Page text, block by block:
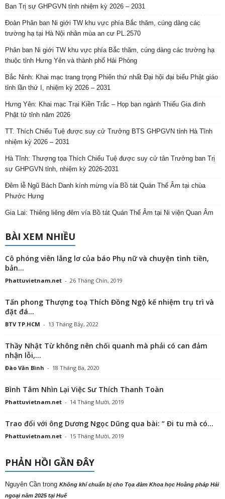
Ban Trị sự GHPGVN tỉnh nhiệm kỳ 2026 – 2031
Đoàn Phân ban Ni giới TW khu vực phía Bắc thăm, cúng dàng các
trường hạ tại Hà Nội nhân mùa an cư PL.2570
Phân ban Ni giới TW khu vực phía Bắc thăm, cúng dàng các trường hạ
thuộc tỉnh Hưng Yên và thành phố Hải Phòng
Bắc Ninh: Khai mạc trang trọng Phiên thứ nhất Đại hội đại biểu Phật giáo
tỉnh lần thứ I, nhiệm kỳ 2026 – 2031
Hưng Yên: Khai mạc Trại Kiền Trắc – Họp bạn ngành Thiếu Gia đình
Phật tử tỉnh năm 2026
TT. Thích Chiếu Tuệ được suy cử Trưởng BTS GHPGVN tỉnh Hà Tĩnh
nhiệm kỳ 2026 – 2031
Hà Tĩnh: Thượng tọa Thích Chiếu Tuệ được suy cử tân Trưởng ban Trị
sự GHPGVN tỉnh, nhiệm kỳ 2026-2031
Đêm lễ Ngũ Bách Danh kính mừng vía Bồ tát Quán Thế Âm tại chùa
Phước Hưng
Gia Lai: Thiêng liêng đêm vía Bồ tát Quán Thế Âm tại Ni viện Quan Âm
BÀI XEM NHIỀU
Cô phóng viên lẳng lơ của báo Phụ nữ và chuyện tình tiền,
bản...
Phattuvietnam.net - 26 Tháng Chín, 2019
Tấn phong Thượng toạ Thích Đồng Ngộ kế nhiệm trụ trì và
đặt đá...
BTV TP.HCM - 13 Tháng Bảy, 2022
Thầy Nhật Từ không nên chối quanh mà phải có can đảm
nhận lỗi,...
Đào Văn Bình - 18 Tháng Ba, 2020
Bình Tâm Nhìn Lại Việc Sư Thích Thanh Toàn
Phattuvietnam.net - 14 Tháng Mười, 2019
Trao đổi với ông Dương Ngọc Dũng qua bài: “ Đi tu mà có...
Phattuvietnam.net - 15 Tháng Mười, 2019
PHẢN HỒI GẦN ĐÂY
Nguyên Cần trong Không khí chuẩn bị cho Tọa đàm Khoa học Hoằng pháp Hải
ngoại năm 2025 tại Huế